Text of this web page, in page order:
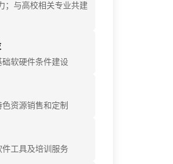
；与高校相关专业共建
软硬件条件建设
资源销售和定制
工具及培训服务